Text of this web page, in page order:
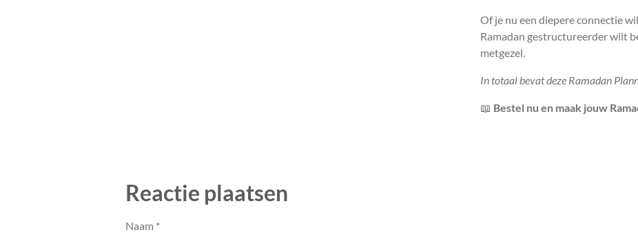
Of je nu een diepere connectie
Ramadan gestructureerder wilt
metgezel.
In totaal bevat deze Ramadan
📖 Bestel nu en maak jouw
Reactie plaatsen
Naam *